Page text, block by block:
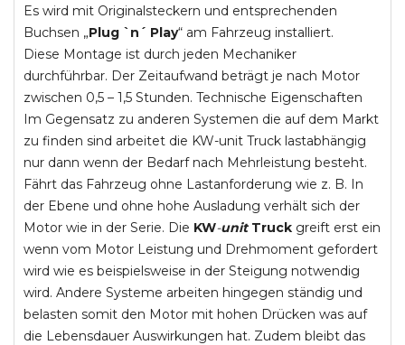
Es wird mit Originalsteckern und entsprechenden
Buchsen „Plug `n´ Play“ am Fahrzeug installiert.
Diese Montage ist durch jeden Mechaniker
durchführbar. Der Zeitaufwand beträgt je nach Motor
zwischen 0,5 – 1,5 Stunden. Technische Eigenschaften
Im Gegensatz zu anderen Systemen die auf dem Markt
zu finden sind arbeitet die KW-unit Truck lastabhängig
nur dann wenn der Bedarf nach Mehrleistung besteht.
Fährt das Fahrzeug ohne Lastanforderung wie z. B. In
der Ebene und ohne hohe Ausladung verhält sich der
Motor wie in der Serie. Die KW-unit Truck greift erst ein
wenn vom Motor Leistung und Drehmoment gefordert
wird wie es beispielsweise in der Steigung notwendig
wird. Andere Systeme arbeiten hingegen ständig und
belasten somit den Motor mit hohen Drücken was auf
die Lebensdauer Auswirkungen hat. Zudem bleibt das